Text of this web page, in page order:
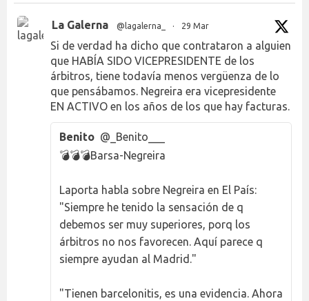
La Galerna @lagalerna_ · 29 Mar
Si de verdad ha dicho que contrataron a alguien
que HABÍA SIDO VICEPRESIDENTE de los
árbitros, tiene todavía menos vergüenza de lo
que pensábamos. Negreira era vicepresidente
EN ACTIVO en los años de los que hay facturas.
Benito @_Benito___
💣💣💣Barsa-Negreira
Laporta habla sobre Negreira en El País:
"Siempre he tenido la sensación de q
debemos ser muy superiores, porq los
árbitros no nos favorecen. Aquí parece q
siempre ayudan al Madrid."
"Tienen barcelonitis, es una evidencia. Ahora